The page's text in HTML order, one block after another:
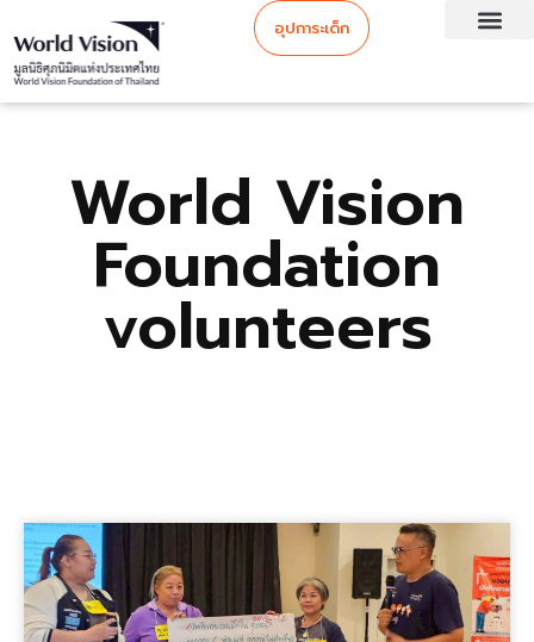
อุปการะเด็ก
World Vision
Foundation
volunteers